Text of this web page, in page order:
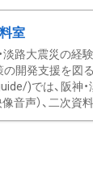
室
淡路大震災の
の開発支援を図
)では、阪神・
音声）、二次資料